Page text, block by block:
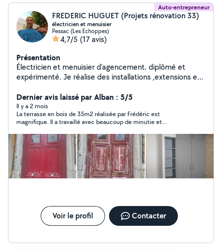
Auto-entrepreneur
FREDERIC HUGUET (Projets rénovation 33)
électricien et menuisier
Pessac (Les Echoppes)
4,7/5 (17 avis)
Présentation
Électricien et menuisier d'agencement. diplômé et
expérimenté. Je réalise des installations ,extensions et
de cuisine, Fabrication de dressing, pose de parquet et
terrasse, ossature bois et isolation naturelle,
aménagements intérieurs extérieurs, peinture
Dernier avis laissé par Alban : 5/5
Il y a 2 mois
La terrasse en bois de 35m2 réalisée par Frédéric est
magnifique. Il a travaillé avec beaucoup de minutie et
sont très robustes et la matériel utilisé est de très bonne
qualité. Il a livré en temps et en heure et son équipe est très
agréable. Un vrai artisan du bois que je recommande.
Voir le profil Contacter